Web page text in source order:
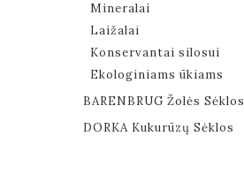
Mineralai
Laižalai
Konservantai silosui
Ekologiniams ūkiams
BARENBRUG Žolės Sėklos
DORKA Kukurūzų Sėklos